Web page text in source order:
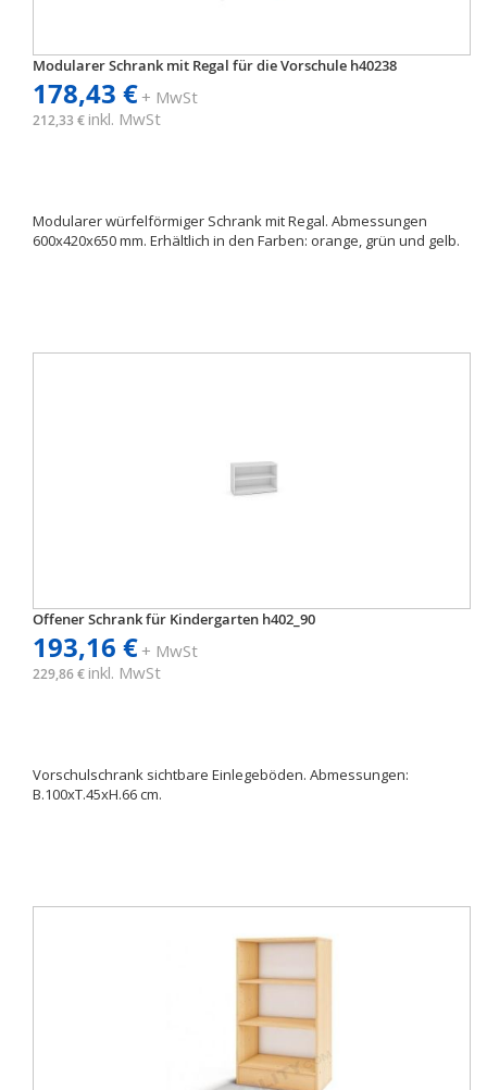
Modularer Schrank mit Regal für die Vorschule h40238
178,43 €+ MwSt
212,33 € inkl. MwSt
Modularer würfelförmiger Schrank mit Regal. Abmessungen
600x420x650 mm. Erhältlich in den Farben: orange, grün und gelb.
Offener Schrank für Kindergarten h402_90
193,16 €+ MwSt
229,86 € inkl. MwSt
Vorschulschrank sichtbare Einlegeböden. Abmessungen:
B.100xT.45xH.66 cm.